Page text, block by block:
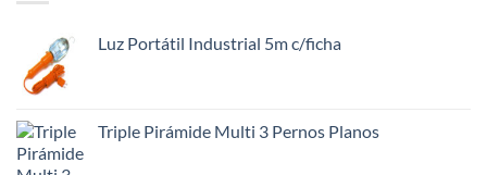
Luz Portátil Industrial 5m c/ficha
Triple Pirámide Multi 3 Pernos Planos